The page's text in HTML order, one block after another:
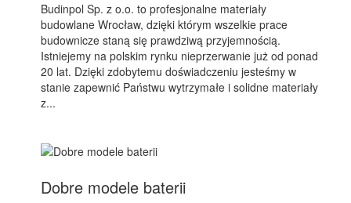
Budinpol Sp. z o.o. to profesjonalne materiały
budowlane Wrocław, dzięki którym wszelkie prace
budownicze staną się prawdziwą przyjemnością.
Istniejemy na polskim rynku nieprzerwanie już od ponad
20 lat. Dzięki zdobytemu doświadczeniu jesteśmy w
stanie zapewnić Państwu wytrzymałe i solidne materiały
z...
Dobre modele baterii